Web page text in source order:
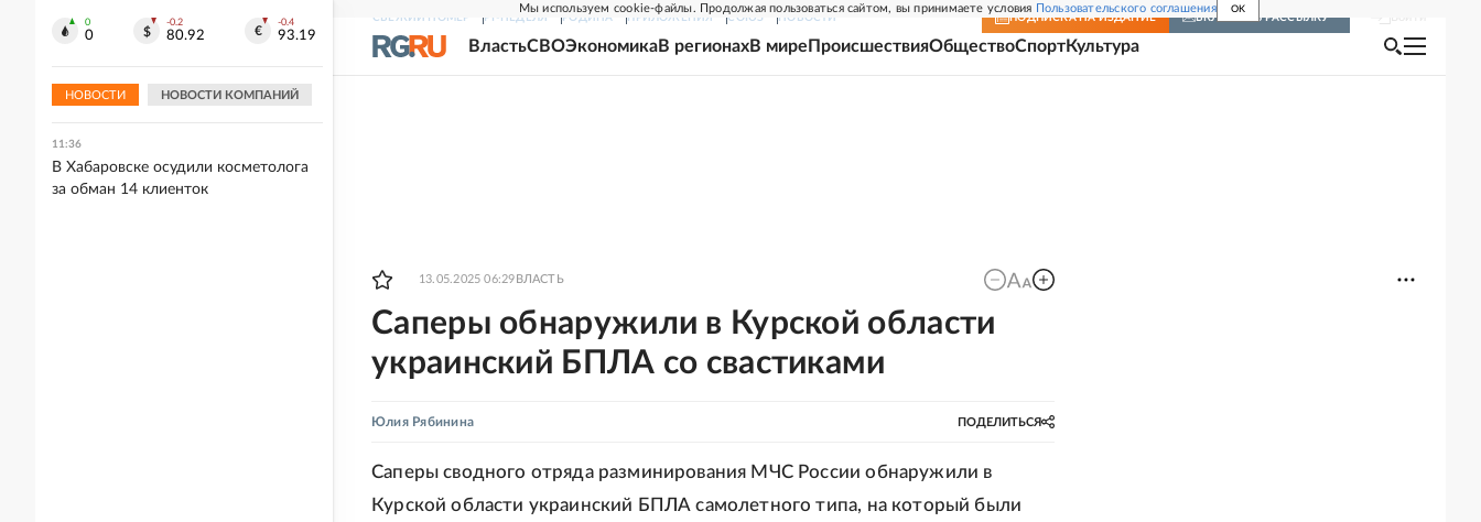
Мы используем cookie-файлы. Продолжая пользоваться сайтом, вы принимаете условия Пользовательского соглашения OK
СВЕЖИЙ НОМЕР РГ-НЕДЕЛЯ РОДИНА ПРИЛОЖЕНИЯ СОЮЗ НОВОСТИ ПОДПИСКА НА ИЗДАНИЕ ВКЛЮЧИТЬ РАССЫЛКУ
ВластьСВОЭкономикаВ регионахВ мире ПроисшествияОбществоСпортКультура
13.05.2025 06:29 ВЛАСТЬ
Саперы обнаружили в Курской области
украинский БПЛА со свастиками
Юлия Рябинина ПОДЕЛИТЬСЯ
Саперы сводного отряда разминирования МЧС России обнаружили в
Курской области украинский БПЛА самолетного типа, на который были
0
0
-0.2
80.92
-0.4
93.19
НОВОСТИ НОВОСТИ КОМПАНИЙ
глубине 93 метра под Киевом
11:36
В Хабаровске осудили косметолога
за обман 14 клиенток